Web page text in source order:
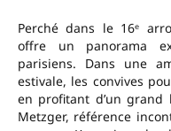
Perché dans le 16ᵉ
offre un panorama
parisiens. Dans une
estivale, les convives
en profitant d’un grand
Metzger, référence